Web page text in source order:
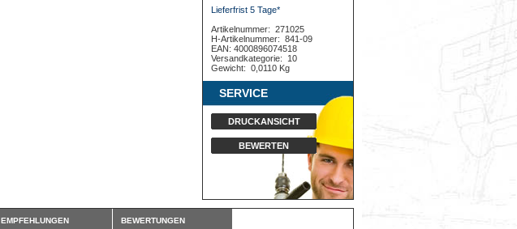
Lieferfrist 5 Tage*
Artikelnummer: 271025
H-Artikelnummer: 841-09
EAN: 4000896074518
Versandkategorie:
10
Gewicht: 0,0110 Kg
SERVICE
DRUCKANSICHT
BEWERTEN
EMPFEHLUNGEN BEWERTUNGEN